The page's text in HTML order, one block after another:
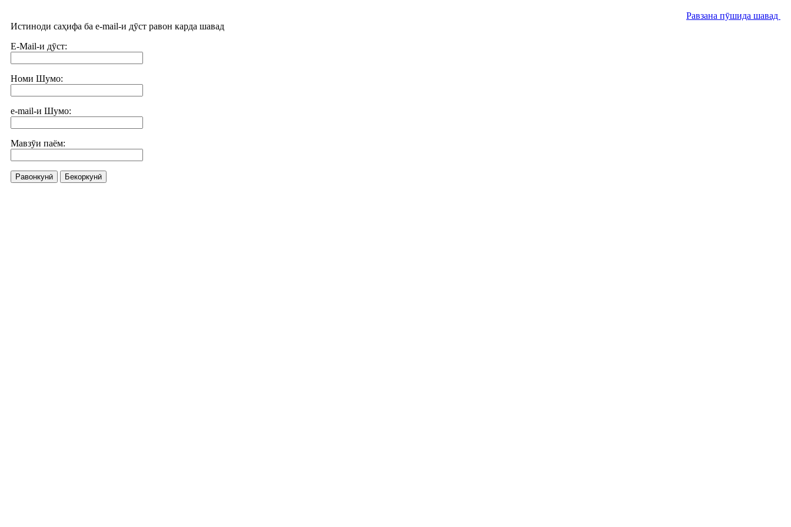
Равзана пӯшида шавад
Истиноди саҳифа ба e-mail-и дӯст равон карда шавад
E-Mail-и дӯст:
Номи Шумо:
e-mail-и Шумо:
Мавзӯи паём:
Равонкунӣ Бекоркунӣ